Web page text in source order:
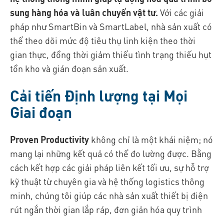
sung hàng hóa và luân chuyển vật tư. Với các giải
pháp như SmartBin và SmartLabel, nhà sản xuất có
thể theo dõi mức độ tiêu thụ linh kiện theo thời
gian thực, đồng thời giảm thiểu tình trạng thiếu hụt
tồn kho và gián đoạn sản xuất.
Cải tiến Định lượng tại Mọi
Giai đoạn
Proven Productivity không chỉ là một khái niệm; nó
mang lại những kết quả có thể đo lường được. Bằng
cách kết hợp các giải pháp liên kết tối ưu, sự hỗ trợ
kỹ thuật từ chuyên gia và hệ thống logistics thông
minh, chúng tôi giúp các nhà sản xuất thiết bị điện
rút ngắn thời gian lắp ráp, đơn giản hóa quy trình